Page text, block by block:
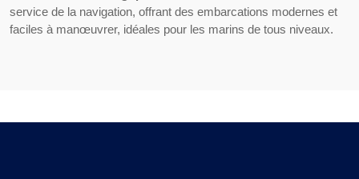
service de la navigation, offrant des embarcations modernes et
faciles à manœuvrer, idéales pour les marins de tous niveaux.